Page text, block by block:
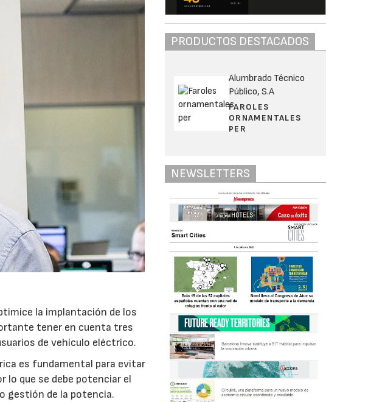
la implantación de los
tener en cuenta tres
de vehículo eléctrico.
es fundamental para evitar
lo que se debe potenciar el
gestión de la potencia.
PRODUCTOS DESTACADOS
Alumbrado Técnico
Público, S.A
FAROLES
ORNAMENTALES
PER
NEWSLETTERS